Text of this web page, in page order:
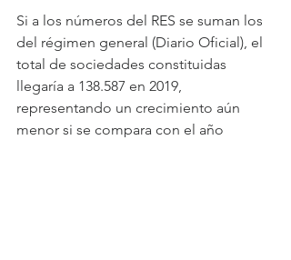
Si a los números del RES se suman los
del régimen general (Diario Oficial), el
total de sociedades constituidas
llegaría a 138.587 en 2019,
representando un crecimiento aún
menor si se compara con el año